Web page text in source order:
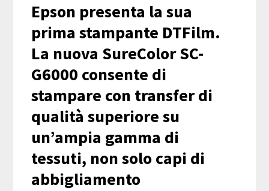
Epson presenta la sua
prima stampante DTFilm.
La nuova SureColor SC-
G6000 consente di
stampare con transfer di
qualità superiore su
un’ampia gamma di
tessuti, non solo capi di
abbigliamento